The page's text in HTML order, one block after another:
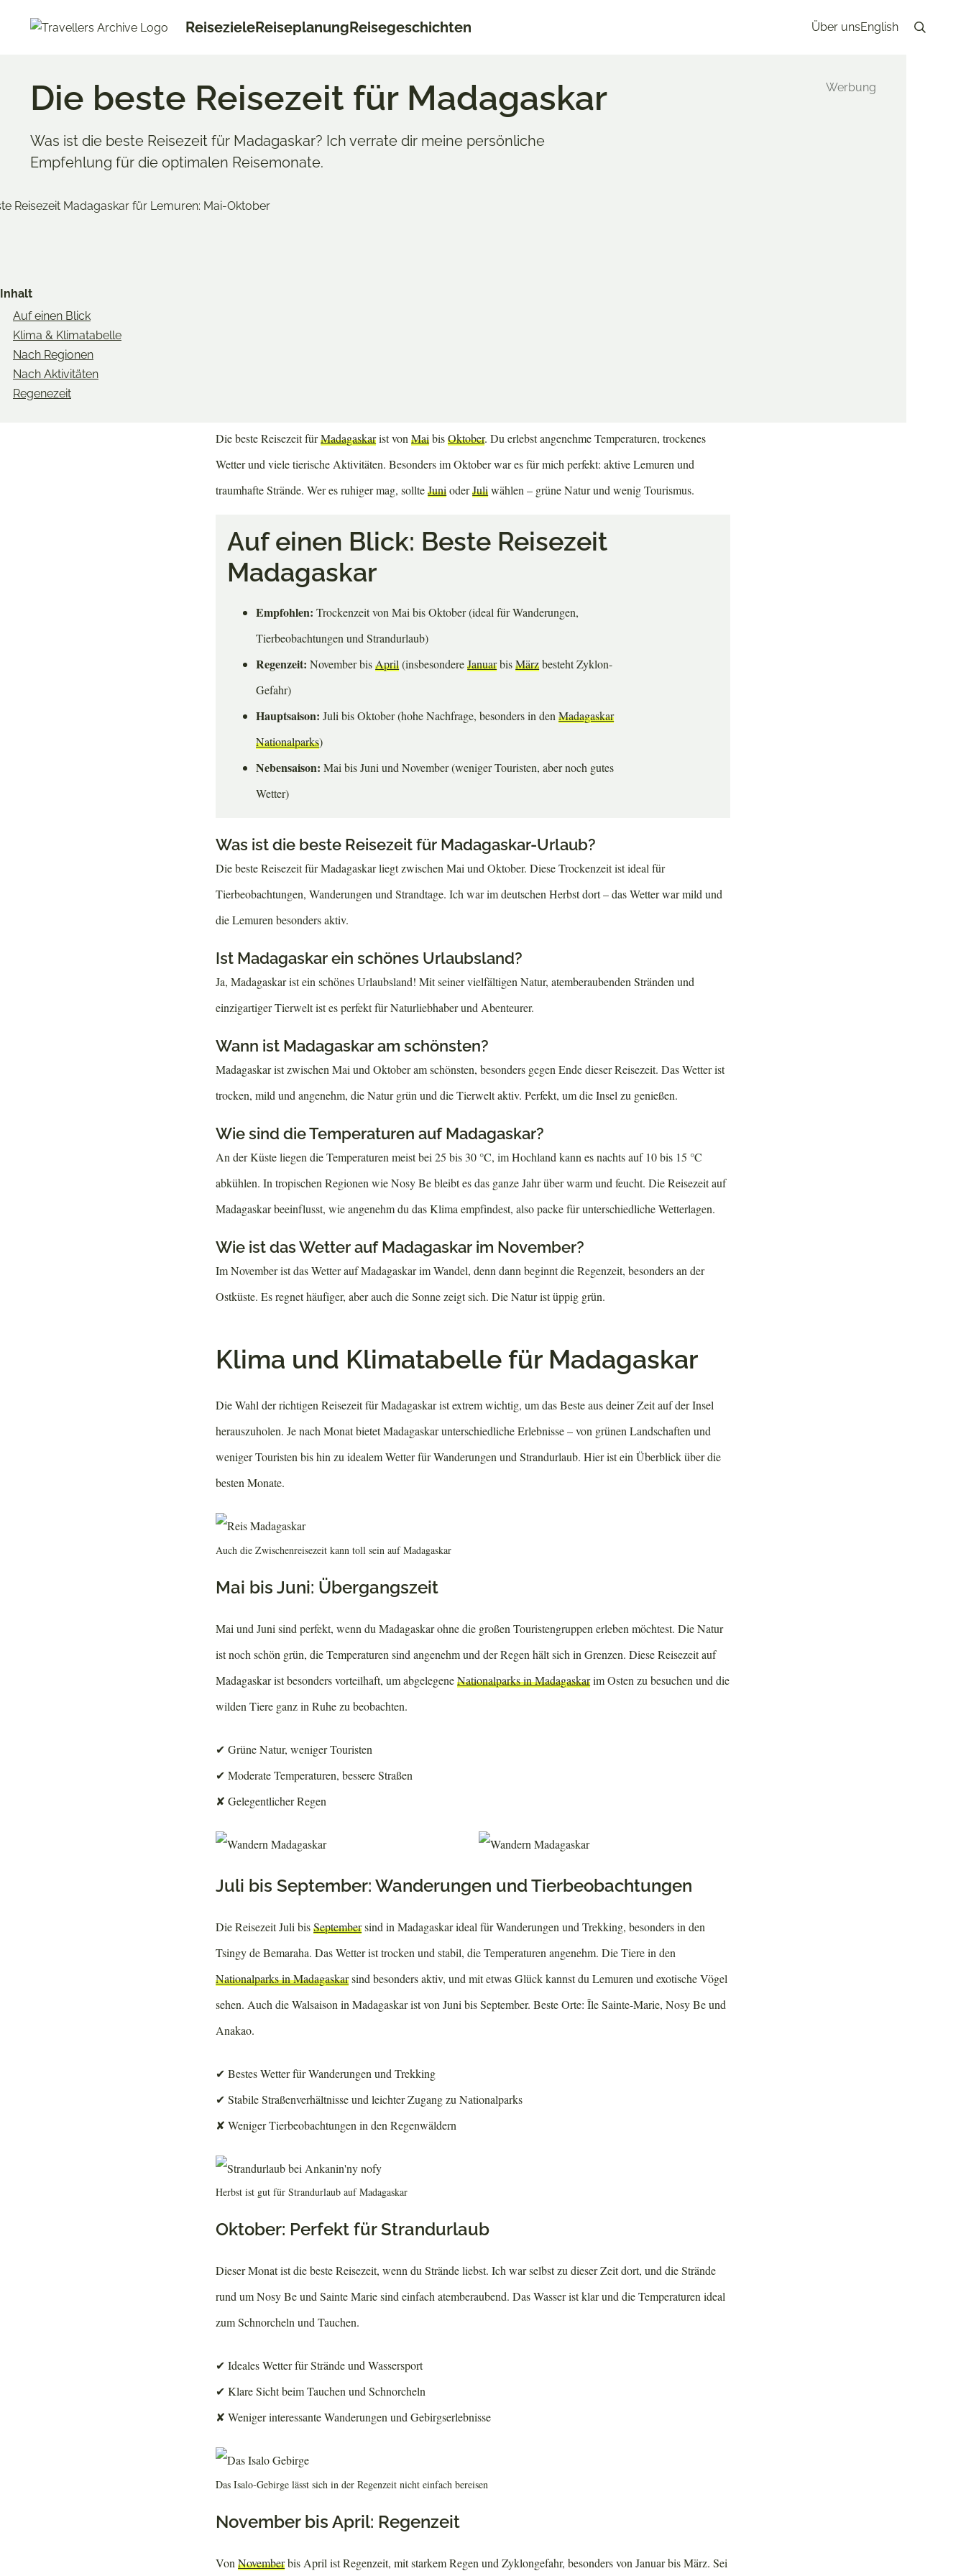
ReisezieleReiseplanungReisegeschichten Über unsEnglish Search
Die beste Reisezeit für Madagaskar
Was ist die beste Reisezeit für Madagaskar? Ich verrate dir meine persönliche
Empfehlung für die optimalen Reisemonate.
Twitter
Inhalt
Auf einen Blick
Klima & Klimatabelle
Nach Regionen
Nach Aktivitäten
Regenezeit
Die beste Reisezeit fürMadagaskarist vonMaibisOktober. Du erlebst angenehme Temperaturen, trockenes
Wetter und viele tierische Aktivitäten. Besonders im Oktober war es für mich perfekt: aktive Lemuren und
traumhafte Strände. Wer es ruhiger mag, sollteJunioderJuliwählen – grüne Natur und wenig Tourismus.
Auf einen Blick: Beste Reisezeit
Madagaskar
Empfohlen: Trockenzeit von Mai bis Oktober (ideal für Wanderungen,
Tierbeobachtungen und Strandurlaub)
Regenzeit: November bisApril(insbesondereJanuarbisMärzbesteht Zyklon-
Gefahr)
Hauptsaison: Juli bis Oktober (hohe Nachfrage, besonders in denMadagaskar
Nationalparks)
Nebensaison: Mai bis Juni und November (weniger Touristen, aber noch gutes
Wetter)
Was ist die beste Reisezeit für Madagaskar-Urlaub?
Die beste Reisezeit für Madagaskar liegt zwischen Mai und Oktober. Diese Trockenzeit ist ideal für
Tierbeobachtungen, Wanderungen und Strandtage. Ich war im deutschen Herbst dort – das Wetter war mild und
die Lemuren besonders aktiv.
Ist Madagaskar ein schönes Urlaubsland?
Ja, Madagaskar ist ein schönes Urlaubsland! Mit seiner vielfältigen Natur, atemberaubenden Stränden und
einzigartiger Tierwelt ist es perfekt für Naturliebhaber und Abenteurer.
Wann ist Madagaskar am schönsten?
Madagaskar ist zwischen Mai und Oktober am schönsten, besonders gegen Ende dieser Reisezeit. Das Wetter ist
trocken, mild und angenehm, die Natur grün und die Tierwelt aktiv. Perfekt, um die Insel zu genießen.
Wie sind die Temperaturen auf Madagaskar?
An der Küste liegen die Temperaturen meist bei 25 bis 30 °C, im Hochland kann es nachts auf 10 bis 15 °C
abkühlen. In tropischen Regionen wie Nosy Be bleibt es das ganze Jahr über warm und feucht. Die Reisezeit auf
Madagaskar beeinflusst, wie angenehm du das Klima empfindest, also packe für unterschiedliche Wetterlagen.
Wie ist das Wetter auf Madagaskar im November?
Im November ist das Wetter auf Madagaskar im Wandel, denn dann beginnt die Regenzeit, besonders an der
Ostküste. Es regnet häufiger, aber auch die Sonne zeigt sich. Die Natur ist üppig grün.
Klima und Klimatabelle für Madagaskar
Die Wahl der richtigen Reisezeit für Madagaskar ist extrem wichtig, um das Beste aus deiner Zeit auf der Insel
herauszuholen. Je nach Monat bietet Madagaskar unterschiedliche Erlebnisse – von grünen Landschaften und
weniger Touristen bis hin zu idealem Wetter für Wanderungen und Strandurlaub. Hier ist ein Überblick über die
besten Monate.
Auch die Zwischenreisezeit kann toll sein auf Madagaskar
Mai bis Juni: Übergangszeit
Mai und Juni sind perfekt, wenn du Madagaskar ohne die großen Touristengruppen erleben möchtest. Die Natur
ist noch schön grün, die Temperaturen sind angenehm und der Regen hält sich in Grenzen. Diese Reisezeit auf
Madagaskar ist besonders vorteilhaft, um abgelegeneNationalparks in Madagaskarim Osten zu besuchen und die
wilden Tiere ganz in Ruhe zu beobachten.
✔ Grüne Natur, weniger Touristen
✔ Moderate Temperaturen, bessere Straßen
✘ Gelegentlicher Regen
Juli bis September: Wanderungen und Tierbeobachtungen
Die Reisezeit Juli bisSeptembersind in Madagaskar ideal für Wanderungen und Trekking, besonders in den
Tsingy de Bemaraha. Das Wetter ist trocken und stabil, die Temperaturen angenehm. Die Tiere in den
Nationalparks in Madagaskarsind besonders aktiv, und mit etwas Glück kannst du Lemuren und exotische Vögel
sehen. Auch die Walsaison in Madagaskar ist von Juni bis September. Beste Orte: Île Sainte-Marie, Nosy Be und
Anakao.
✔ Bestes Wetter für Wanderungen und Trekking
✔ Stabile Straßenverhältnisse und leichter Zugang zu Nationalparks
✘ Weniger Tierbeobachtungen in den Regenwäldern
Herbst ist gut für Strandurlaub auf Madagaskar
Oktober: Perfekt für Strandurlaub
Dieser Monat ist die beste Reisezeit, wenn du Strände liebst. Ich war selbst zu dieser Zeit dort, und die Strände
rund um Nosy Be und Sainte Marie sind einfach atemberaubend. Das Wasser ist klar und die Temperaturen ideal
zum Schnorcheln und Tauchen.
✔ Ideales Wetter für Strände und Wassersport
✔ Klare Sicht beim Tauchen und Schnorcheln
✘ Weniger interessante Wanderungen und Gebirgserlebnisse
Das Isalo-Gebirge lässt sich in der Regenzeit nicht einfach bereisen
November bis April: Regenzeit
VonNovemberbis April ist Regenzeit, mit starkem Regen und Zyklongefahr, besonders von Januar bis März. Sei